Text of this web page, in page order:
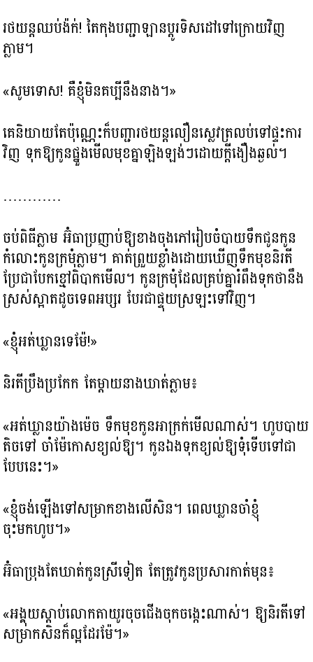
រថយន្តឈប់ង៉ក់! តៃកុងបញ្ជាឡានប្ដូរទិសដៅទៅក្រោយវិញ
ភ្លាម។
«សូមទោស! គឺខ្ញុំមិនគប្បីនឹងនាង។»
គេនិយាយតែប៉ុណ្ណេះក៏បញ្ជារថយន្តលឿនស្លេវត្រលប់ទៅផ្ទះការ
វិញ ទុកឱ្យកូនផ្នួងមើលមុខគ្នាឡិងឡង់ៗដោយក្ដីងឿងឆ្ងល់។
…………
ចប់ពិធីភ្លាម អ៊ំធាប្រញាប់ឱ្យខាងចុងភៅរៀបចំបាយទឹកជូនកូន
កំលោះកូនក្រមុំភ្លាម។ គាត់ព្រួយខ្លាំងដោយឃើញទឹកមុខនិរតី
ប្រែជាបែកខ្មៅពិបាកមើល។ កូនក្រមុំដែលគ្រប់គ្នារំពឹងទុកថានឹង
ស្រស់ស្អាតដូចទេពអប្សរ បែរជាផ្ទុយស្រឡះទៅវិញ។
«ខ្ញុំអត់ឃ្លានទេម៉ែ!»
និរតីប្រឹងប្រកែក តែម្ដាយនាងឃាត់ភ្លាម៖
«អត់ឃ្លានយ៉ាងម៉េច ទឹកមុខកូនអាក្រក់មើលណាស់។ ហូបបាយ
តិចទៅ ចាំម៉ែកោសខ្យល់ឱ្យ។ កូនឯងទុកខ្យល់ឱ្យទុំទើបទៅជា
បែបនេះ។»
«ខ្ញុំចង់ឡើងទៅសម្រាកខាងលើសិន។ ពេលឃ្លានចាំខ្ញុំ
ចុះមកហូប។»
អ៊ំធាប្រុងតែឃាត់កូនស្រីទៀត តែត្រូវកូនប្រសារកាត់មុន៖
«អង្គុយស្ដាប់លោកតាយូរចុចជើងចុកចង្កេះណាស់។ ឱ្យនិរតីទៅ
សម្រាកសិនក៏ល្អដែរម៉ែ។»